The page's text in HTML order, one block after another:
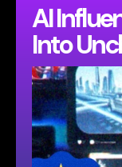
AI
Into